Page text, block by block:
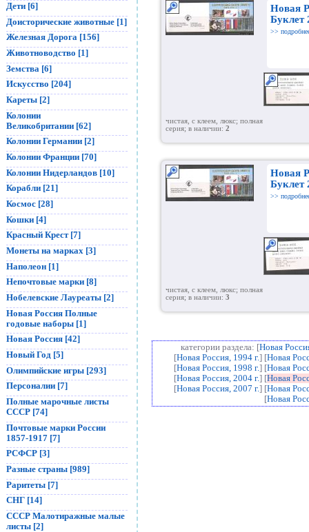
Дети [6]
Доисторические животные [1]
Железная Дорога [156]
Животноводство [1]
Земства [6]
Искусство [204]
Кареты [2]
Колонии
Великобритании [62]
Колонии Германии [2]
Колонии Франции [70]
Колонии Нидерландов [10]
Корабли [21]
Космос [28]
Кошки [4]
Красный Крест [7]
Монеты на марках [3]
Наполеон [1]
Непочтовые марки [8]
Нобелевские Лауреаты [2]
Новая Россия Полные
годовые наборы [1]
Новая Россия [42]
Новый Год [5]
Олимпийские игры [293]
Персоналии [7]
Полные марочные листы
СССР [74]
Почтовые марки России
1857-1917 [7]
РСФСР [3]
Разные страны [989]
Раритеты [7]
СНГ [14]
СССР Малотиражные малые
листы [2]
Новая
Буклет
>>
чистая, с клеем, люкс; полная
серия; в наличии: 2
Новая
Буклет
>>
чистая, с клеем, люкс; полная
серия; в наличии: 3
категории раздела: [Новая
[Новая Россия, 1994 г.] [Новая
[Новая Россия, 1998 г.] [Новая
[Новая Россия, 2004 г.] [Новая
[Новая Россия, 2007 г.] [Новая
[Новая